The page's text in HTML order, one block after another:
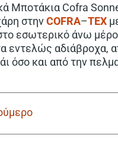
Μποτάκια Cofra
στηνCOFRA–TEX
εσωτερικό άνω
εντελώς αδιάβροχα,
όσο και από την